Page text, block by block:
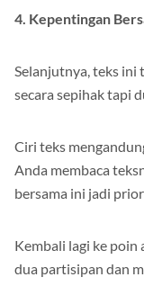
4. Kepentingan
Selanjutnya, teks ini
secara sepihak tapi
Ciri teks
Anda membaca
bersama ini jadi
Kembali lagi ke
dua partisipan dan